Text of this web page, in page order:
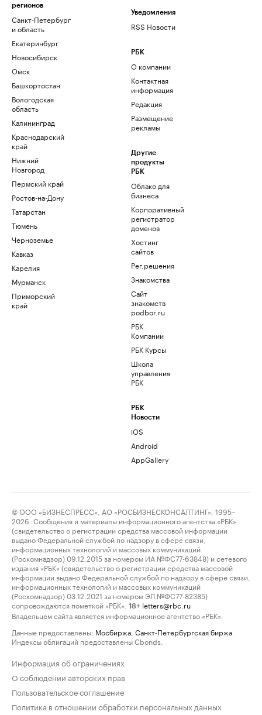
регионов
Санкт-Петербург
и область
Екатеринбург
Новосибирск
Омск
Башкортостан
Вологодская
область
Калининград
Краснодарский
край
Нижний
Новгород
Пермский край
Ростов-на-Дону
Татарстан
Тюмень
Черноземье
Кавказ
Карелия
Мурманск
Приморский
край
Уведомления
RSS Новости
РБК
О компании
Контактная
информация
Редакция
Размещение
рекламы
Другие
продукты
РБК
Облако для
бизнеса
Корпоративный
регистратор
доменов
Хостинг
сайтов
Рег.решения
Знакомства
Сайт
знакомств
podbor.ru
РБК
Компании
РБК Курсы
Школа
управления
РБК
РБК
Новости
iOS
Android
AppGallery
© ООО «БИЗНЕСПРЕСС», АО «РОСБИЗНЕСКОНСАЛТИНГ», 1995–
2026. Сообщения и материалы информационного агентства «РБК»
(свидетельство о регистрации средства массовой информации
выдано Федеральной службой по надзору в сфере связи,
информационных технологий и массовых коммуникаций
(Роскомнадзор) 09.12.2015 за номером ИА №ФС77-63848) и сетевого
издания «РБК» (свидетельство о регистрации средства массовой
информации выдано Федеральной службой по надзору в сфере связи,
информационных технологий и массовых коммуникаций
(Роскомнадзор) 03.12.2021 за номером ЭЛ №ФС77-82385)
сопровождаются пометкой «РБК».
18+ letters@rbc.ru
Владельцем сайта является информационное агентство «РБК».
Данные предоставлены: Мосбиржа Санкт-Петербургская биржа
Индексы облигаций предоставлены Cbonds.
Информация об ограничениях
О соблюдении авторских прав
Пользовательское соглашение
Политика в отношении обработки персональных данных